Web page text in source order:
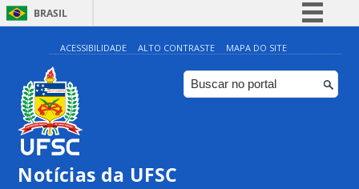
BRASIL
Simplifique!
Comunica BR
Participe
ACESSIBILIDADE ALTO CONTRASTE MAPA DO SITE
Notícias da UFSC